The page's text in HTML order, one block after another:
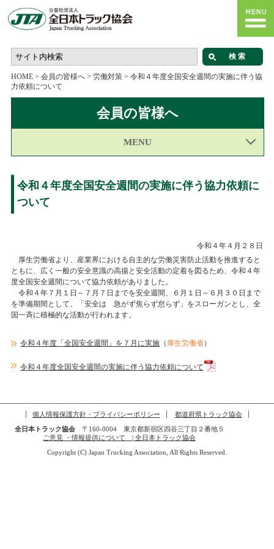
HOME> 会員の皆様へ> 労働対策> 令和４年度全国安全週間の実施に伴う協
力依頼について
会員の皆様へ
MENU
令和４年度全国安全週間の実施に伴う協力依頼に
ついて
令和４年４月２８日
厚生労働省より、産業界における自主的な労働災害防止活動を推進すると
ともに、広く一般の安全意識の高揚と安全活動の定着を図るため、令和４年
度全国安全週間について協力依頼がありました。
令和４年７月１日～７月７日までを安全週間、６月１日～６月３０日まで
を準備期間として、「安全は 急がず焦らず怠らず」をスローガンとし、全
国一斉に積極的な活動が行われます。
令和４年度「全国安全週間」を７月に実施（ 厚生労働省）
令和４年度全国安全週間の実施に伴う協力依頼について
個人情報保護方針・プライバシーポリシー
都道府県トラック協会
全日本トラック協会〒160-0004 東京都新宿区四谷三丁目２番地５
ご意見 ・情報提供について | 全日本トラック協会
Copyright (C) Japan Trucking Association, All Rights Reserved.